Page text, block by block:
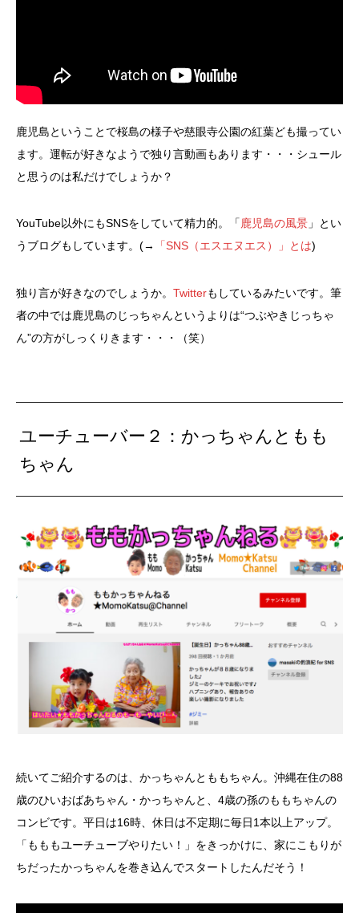
鹿児島ということで桜島の様子や慈眼寺公園の紅葉ども撮ってい
ます。運転が好きなようで独り言動画もあります・・・シュール
と思うのは私だけでしょうか？
YouTube以外にもSNSをしていて精力的。「鹿児島の風景 」とい
うブログもしています。(→
「SNS（エスエヌエス）」とは)
独り言が好きなのでしょうか。 Twitterもしているみたいです。筆
者の中では鹿児島のじっちゃんというよりは“つぶやきじっちゃ
ん”の方がしっくりきます・・・（笑）
ユーチューバー２：かっちゃんともも
ちゃん
続いてご紹介するのは、かっちゃんとももちゃん。沖縄在住の88
歳のひいおばあちゃん・かっちゃんと、4歳の孫のももちゃんの
コンビです。平日は16時、休日は不定期に毎日1本以上アップ。
「もももユーチューブやりたい！」をきっかけに、家にこもりが
ちだったかっちゃんを巻き込んでスタートしたんだそう！